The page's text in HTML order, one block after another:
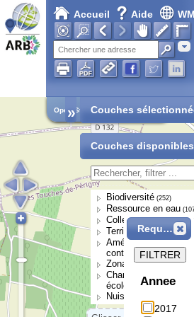
Accueil Aide
Open Street Map
» Couches
Couches disponibles
Biodiversité (252)
Ressource en eau
Collectivités et
Territoires et
Aménagement du
continuités
Zonages de
Changement
écologique
Nuisances,
Requête
Annee
2017
FILTRER